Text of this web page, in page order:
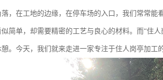
落，在工地的边缘，在停车场的入口，我们常常
简单，却需要精密的工艺与良心的材料。而“住
。今天，我们就来走进一家专注于住人岗亭加工